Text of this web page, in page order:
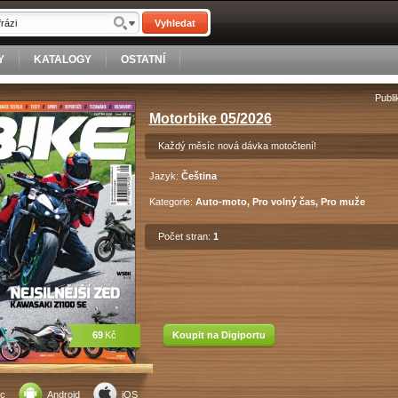
Vyhledat
KATALOGY OSTATNÍ
Android iOS
69 Kč
Motorbike 05/2026
Každý měsíc nová dávka motočtení!
Jazyk: Čeština
Kategorie: Auto-moto, Pro volný čas, Pro muže
Počet stran: 1
Koupit na Digiportu